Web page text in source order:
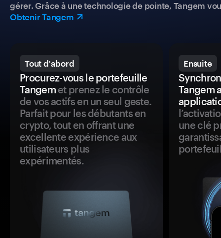
gérer. Grâce à une technologie de pointe, Tangem
Obtenir Tangem
Tout d'abord
Procurez-vous le portefeuille
Tangemet prenez le contrôle
de vos actifs en un seul geste.
Parfait pour les débutants en
crypto, tout en offrant une
excellente expérience aux
utilisateurs plus
expérimentés.
Ensuite
Tangem
une clé